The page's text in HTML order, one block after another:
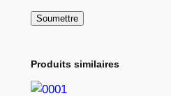
Produits similaires